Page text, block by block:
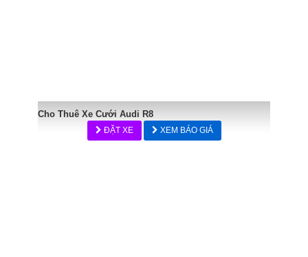
Cho Thuê Xe Cưới Audi R8
ĐẶT XE XEM BÁO GIÁ